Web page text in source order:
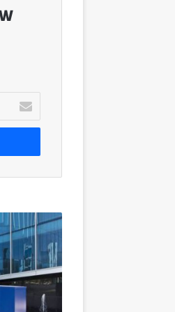
بريدك
الإلكتروني
البنك
التجاري
الدولي-
مصر
CIB
يعلن